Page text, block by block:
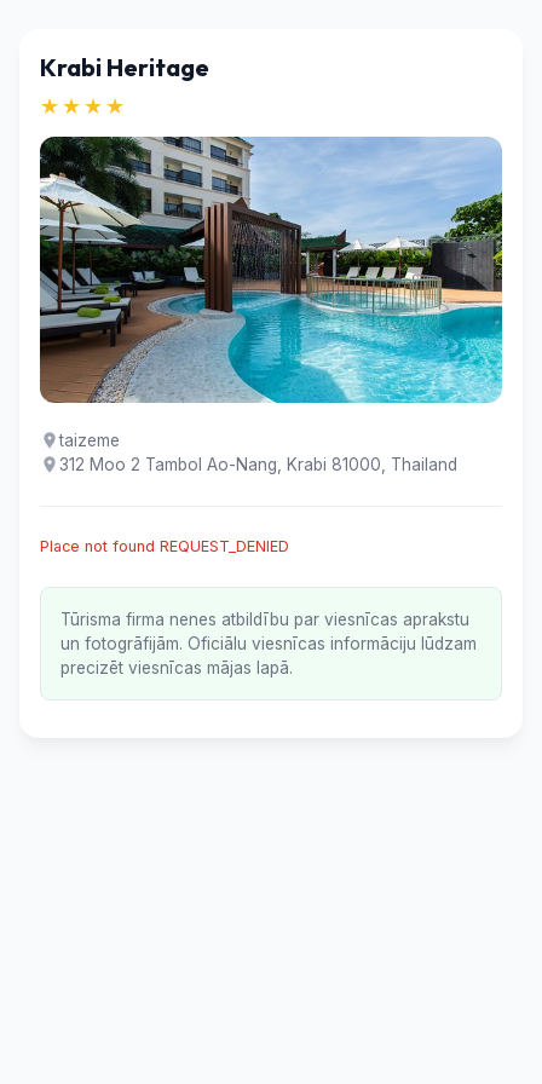
Krabi Heritage
★★★★
taizeme
312 Moo 2 Tambol Ao-Nang, Krabi 81000, Thailand
Place not found REQUEST_DENIED
Tūrisma firma nenes atbildību par viesnīcas aprakstu
un fotogrāfijām. Oficiālu viesnīcas informāciju lūdzam
precizēt viesnīcas mājas lapā.